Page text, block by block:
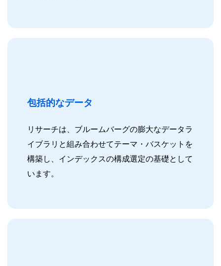
包括的なデータ
リサーチは、ブルームバーグの膨大なデータラ
イブラリと組み合わせてテーマ・バスケットを
構築し、インデックスの構成選定の基礎として
います。